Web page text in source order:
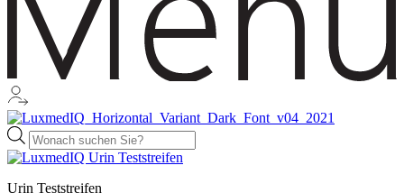
Products
search
Urin Teststreifen